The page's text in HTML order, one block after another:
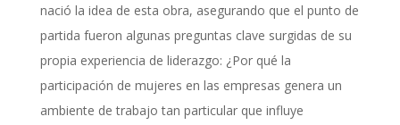
nació la idea de esta obra, asegurando que el punto de
partida fueron algunas preguntas clave surgidas de su
propia experiencia de liderazgo: ¿Por qué la
participación de mujeres en las empresas genera un
ambiente de trabajo tan particular que influye